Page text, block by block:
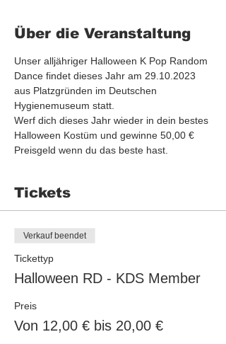
Über die Veranstaltung
Unser alljähriger Halloween K Pop Random
Dance findet dieses Jahr am 29.10.2023
aus Platzgründen im Deutschen
Hygienemuseum statt.
Werf dich dieses Jahr wieder in dein bestes
Halloween Kostüm und gewinne 50,00 €
Preisgeld wenn du das beste hast.
Tickets
Verkauf beendet
Tickettyp
Halloween RD - KDS Member
Preis
Von 12,00 € bis 20,00 €